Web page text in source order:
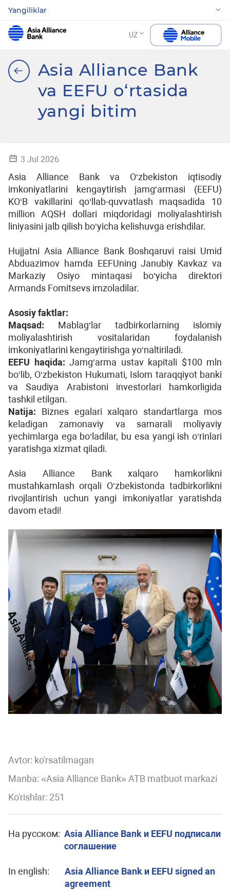
Yangiliklar
UZ
Asia Alliance Bank
va EEFU o‘rtasida
yangi bitim
3 Jul 2026
Asia Alliance Bank va O‘zbekiston iqtisodiy
imkoniyatlarini kengaytirish jamg‘armasi (EEFU)
KO‘B vakillarini qo‘llab-quvvatlash maqsadida 10
million AQSH dollari miqdoridagi moliyalashtirish
liniyasini jalb qilish bo‘yicha kelishuvga erishdilar.
Hujjatni Asia Alliance Bank Boshqaruvi raisi Umid
Abduazimov hamda EEFUning Janubiy Kavkaz va
Markaziy Osiyo mintaqasi bo‘yicha direktori
Armands Fomitsevs imzoladilar.
Asosiy faktlar:
Maqsad: Mablag‘lar tadbirkorlarning islomiy
moliyalashtirish vositalaridan foydalanish
imkoniyatlarini kengaytirishga yo‘naltiriladi.
EEFU haqida: Jamg‘arma ustav kapitali $100 mln
bo‘lib, O‘zbekiston Hukumati, Islom taraqqiyot banki
va Saudiya Arabistoni investorlari hamkorligida
tashkil etilgan.
Natija: Biznes egalari xalqaro standartlarga mos
keladigan zamonaviy va samarali moliyaviy
yechimlarga ega bo‘ladilar, bu esa yangi ish o‘rinlari
yaratishga xizmat qiladi.
Asia Alliance Bank xalqaro hamkorlikni
mustahkamlash orqali O‘zbekistonda tadbirkorlikni
rivojlantirish uchun yangi imkoniyatlar yaratishda
davom etadi!
Avtor: ko'rsatilmagan
Manba: «Asia Alliance Bank» ATB matbuot markazi
Ko'rishlar: 251
На русском: Asia Alliance Bank и EEFU подписали
соглашение
In english:
Asia Alliance Bank и EEFU signed an
agreement